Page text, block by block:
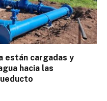
están cargadas y
hacia las